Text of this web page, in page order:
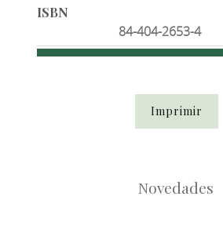
ISBN
84-404-2653-4
Imprimir
Novedades